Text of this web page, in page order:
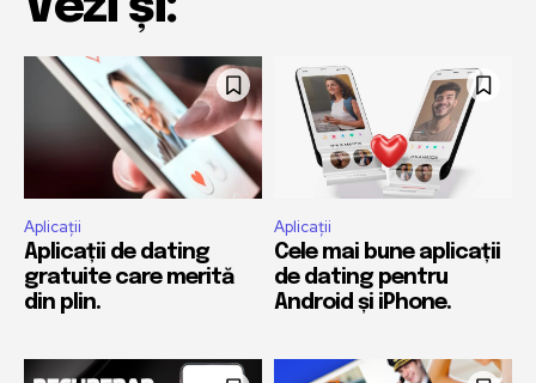
Aplicații
Aplicații de dating
gratuite care merită
din plin.
Aplicații
Cele mai bune aplicații
de dating pentru
Android și iPhone.